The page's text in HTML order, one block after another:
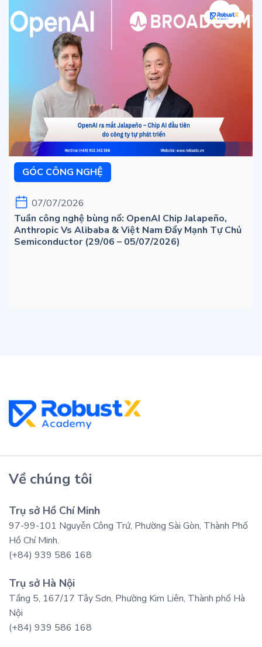
GÓC CÔNG NGHỆ
07/07/2026
Tuần công nghệ bùng nổ: OpenAI Chip Jalapeño,
Anthropic Vs Alibaba & Việt Nam Đẩy Mạnh Tự Chủ
Semiconductor (29/06 – 05/07/2026)
Về chúng tôi
Trụ sở Hồ Chí Minh
97-99-101 Nguyễn Công Trứ, Phường Sài Gòn, Thành Phố
Hồ Chí Minh.
(+84) 939 586 168
Trụ sở Hà Nội
Tầng 5, 167/17 Tây Sơn, Phường Kim Liên, Thành phố Hà
Nội
(+84) 939 586 168